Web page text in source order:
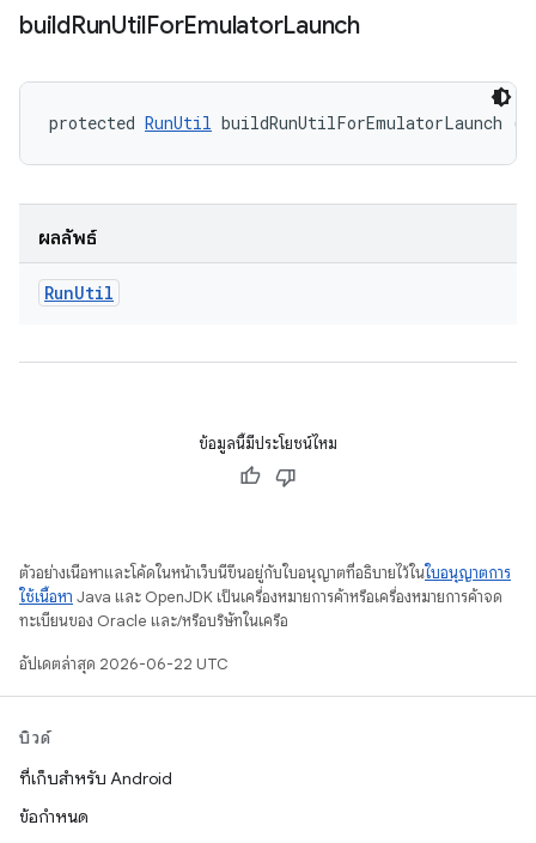
buildRunUtilForEmulatorLaunch
protected RunUtil buildRunUtilForEmulatorLaunch ()
ผลลัพธ์
RunUtil
ข้อมูลนี้มีประโยชน์ไหม
ตัวอย่างเนื้อหาและโค้ดในหน้าเว็บนี้ขึ้นอยู่กับใบอนุญาตที่อธิบายไว้ในใบอนุญาตการ
ใช้เนื้อหา Java และ OpenJDK เป็นเครื่องหมายการค้าหรือเครื่องหมายการค้าจด
ทะเบียนของ Oracle และ/หรือบริษัทในเครือ
อัปเดตล่าสุด 2026-06-22 UTC
บิวด์
ที่เก็บสำหรับ Android
ข้อกำหนด